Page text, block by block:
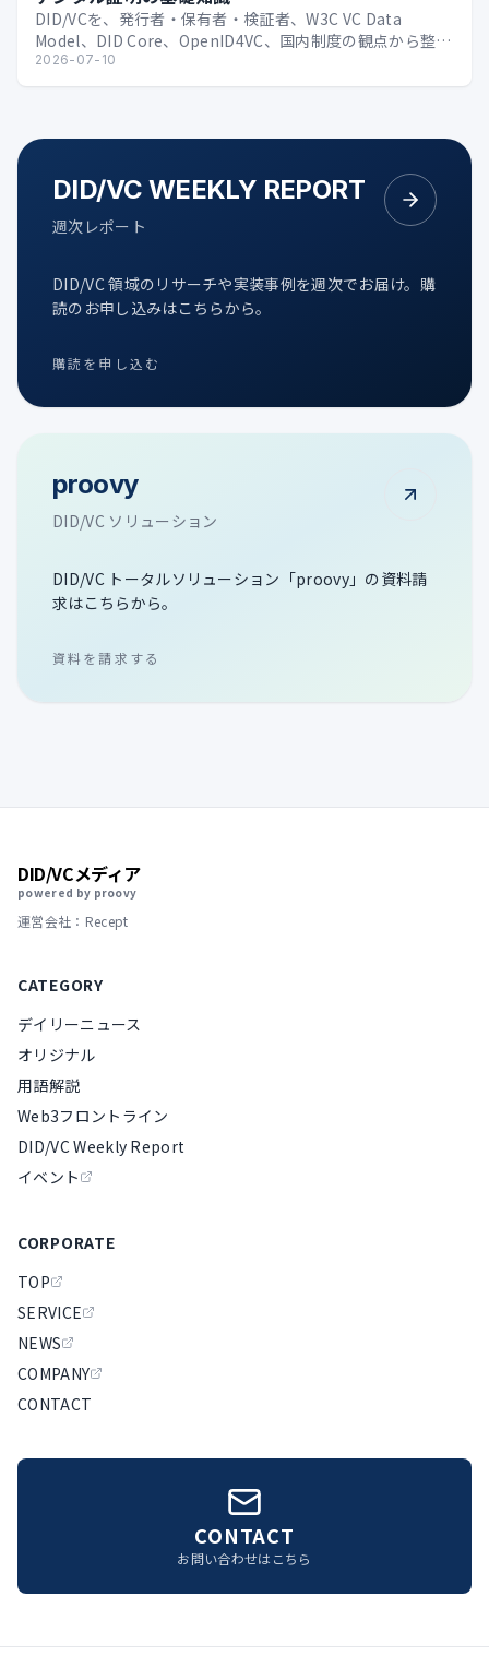
DID/VCを、発行者・保有者・検証者、W3C VC Data
Model、DID Core、OpenID4VC、国内制度の観点から整理
する技術入門。
2026-07-10
DID/VC WEEKLY REPORT
週次レポート
DID/VC 領域のリサーチや実装事例を週次でお届け。購
読のお申し込みはこちらから。
購読を申し込む
proovy
DID/VC ソリューション
DID/VC トータルソリューション「proovy」の資料請
求はこちらから。
資料を請求する
DID/VCメディア
powered by proovy
運営会社：Recept
CATEGORY
デイリーニュース
オリジナル
用語解説
Web3フロントライン
DID/VC Weekly Report
イベント
CORPORATE
TOP
SERVICE
NEWS
COMPANY
CONTACT
CONTACT
お問い合わせはこちら